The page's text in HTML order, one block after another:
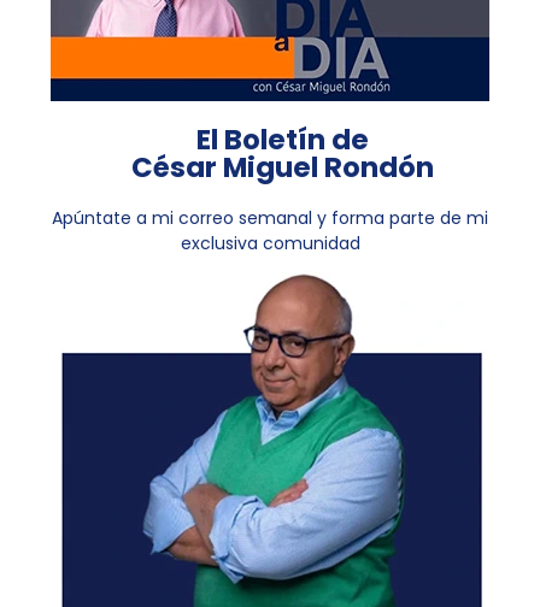
El Boletín de
César Miguel Rondón
Apúntate a mi correo semanal y forma parte de mi
exclusiva comunidad